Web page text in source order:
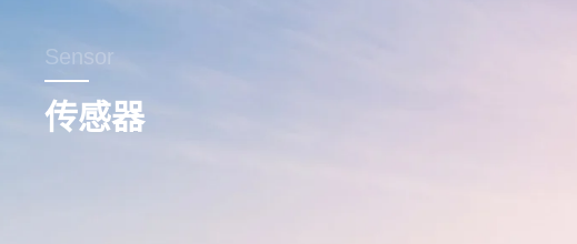
Sensor
传感器